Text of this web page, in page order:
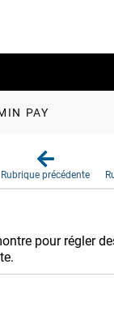
PAY
Rubrique précédente
pour régler